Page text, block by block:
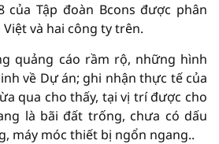
Tập đoàn Bcons được phân
và hai công ty trên.
quảng cáo rầm rộ, những hình
về Dự án; ghi nhận thực tế của
qua cho thấy, tại vị trí được cho
là bãi đất trống, chưa có dấu
máy móc thiết bị ngổn ngang..